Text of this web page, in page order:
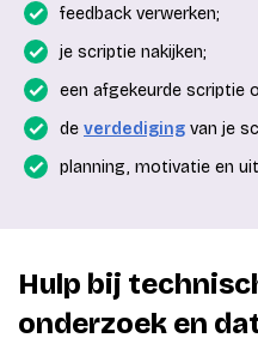
feedback verwerken;
je scriptie nakijken;
een afgekeurde scriptie
de verdediging van je
planning, motivatie en
Hulp bij
onderzoek en